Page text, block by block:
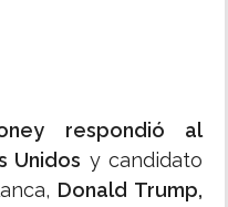
respondió al
Unidos y candidato
Donald Trump,